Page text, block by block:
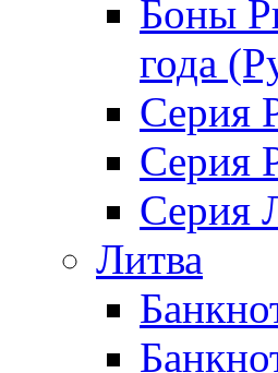
Боны
года
Серия
Серия
Серия
Литва